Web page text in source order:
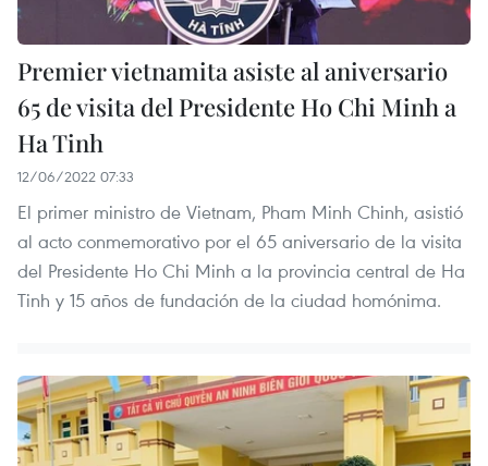
Premier vietnamita asiste al aniversario
65 de visita del Presidente Ho Chi Minh a
Ha Tinh
12/06/2022 07:33
El primer ministro de Vietnam, Pham Minh Chinh, asistió
al acto conmemorativo por el 65 aniversario de la visita
del Presidente Ho Chi Minh a la provincia central de Ha
Tinh y 15 años de fundación de la ciudad homónima.